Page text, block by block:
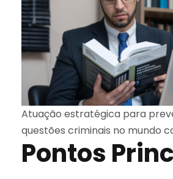
Atuação estratégica para
questões criminais no mundo
Pontos